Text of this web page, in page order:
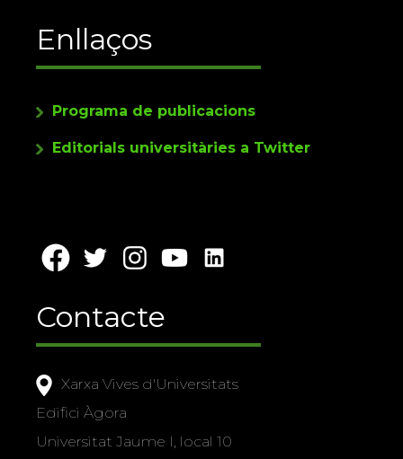
Enllaços
Programa de publicacions
Editorials universitàries a Twitter
Contacte
Xarxa Vives d'Universitats
Edifici Àgora
Universitat Jaume I, local 10